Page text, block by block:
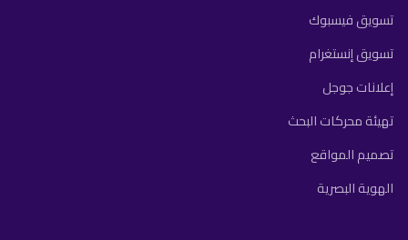
تسويق فيسبوك
تسويق إنستغرام
إعلانات جوجل
تهيئة محركات البحث
تصميم المواقع
الهوية البصرية